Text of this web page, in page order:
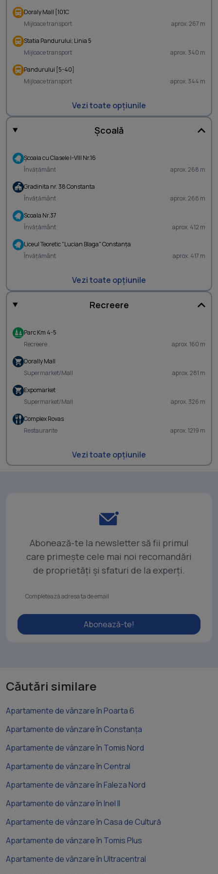
Doraly Mall [101C
Mijloace transport
aprox. 267 m
Statia Pandurului; Linia 5
Mijloace transport
aprox. 340 m
Pandurului [5-40]
Mijloace transport
aprox. 344 m
Vezi toate opțiunile
Școală
Şcoala cu Clasele I-VIII Nr.16
Învățământ
aprox. 268 m
Gradinita nr. 38 Constanta
Învățământ
aprox. 268 m
Scoala Nr.37
Învățământ
aprox. 412 m
Liceul Teoretic "Lucian Blaga" Constanţa
Învățământ
aprox. 417 m
Vezi toate opțiunile
Recreere
Parc Km 4-5
Recreere
aprox. 160 m
Dorally Mall
Supermarket/Mall
aprox. 281 m
Expomarket
Supermarket/Mall
aprox. 326 m
Complex Rovas
Restaurante
aprox. 1219 m
Vezi toate opțiunile
Abonează-te la newsletter să fii primul
care primește cele mai noi recomandări
de proprietăți și sfaturi de la experți.
Abonează-te!
Căutări similare
Apartamente de vânzare în Poarta 6
Apartamente de vânzare în Constanța
Apartamente de vânzare în Tomis Nord
Apartamente de vânzare în Central
Apartamente de vânzare în Faleza Nord
Apartamente de vânzare în Inel II
Apartamente de vânzare în Casa de Cultură
Apartamente de vânzare în Tomis Plus
Apartamente de vânzare în Ultracentral